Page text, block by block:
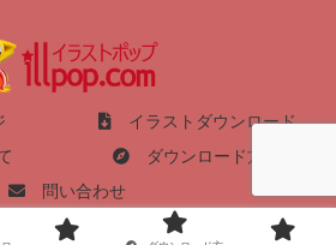
イラストダウンロード
ダウンロード方法
問い合わせ
イラストポップ All Rights Reserved.